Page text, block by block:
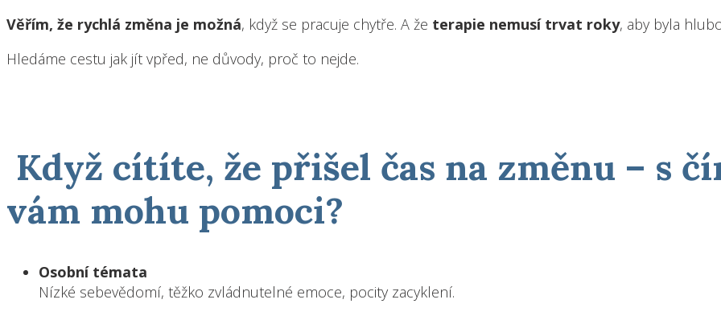
Věřím, že rychlá změna je možná, když se pracuje chytře. A že terapie nemusí trvat roky, aby byla
Hledáme cestu jak jít vpřed, ne důvody, proč to nejde.
Když cítíte, že přišel čas na změnu – s
vám mohu pomoci?
Osobní témata
Nízké sebevědomí, těžko zvládnutelné emoce, pocity zacyklení.